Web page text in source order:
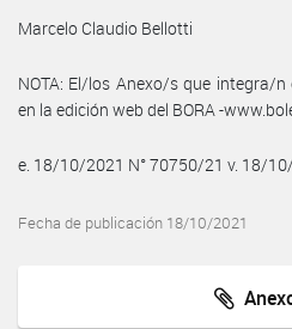
Marcelo Claudio Bellotti
NOTA: El/los Anexo/s que integra/
en la edición web del BORA -
e. 18/10/2021 N° 70750/21 v. 18/
Fecha de publicación 18/10/2021